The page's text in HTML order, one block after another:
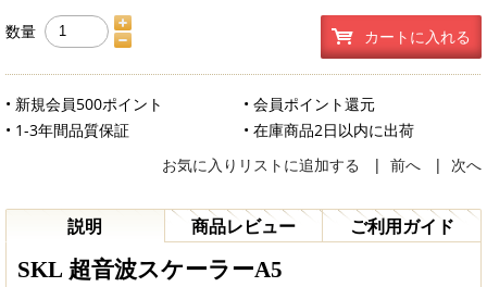
数量 カートに入れる
• 新規会員500ポイント
• 会員ポイント還元
• 1-3年間品質保証
• 在庫商品2日以内に出荷
お気に入りリストに追加する
| 前へ | 次へ
説明 商品レビュー ご利用ガイド
SKL 超音波スケーラーA5